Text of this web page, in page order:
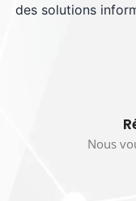
des solutions
Nous